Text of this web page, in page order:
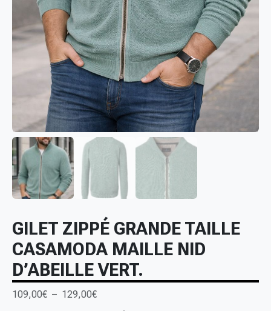
GILET ZIPPÉ GRANDE TAILLE
CASAMODA MAILLE NID
D’ABEILLE VERT.
109,00€ – 129,00€P